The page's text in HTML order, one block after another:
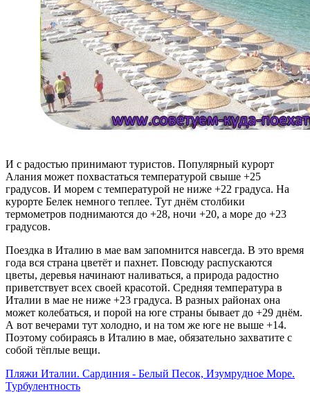
И с радостью принимают туристов. Популярный курорт
Алания может похвастаться температурой свыше +25
градусов. И морем с температурой не ниже +22 градуса. На
курорте Белек немного теплее. Тут днём столбики
термометров поднимаются до +28, ночи +20, а море до +23
градусов.
Поездка в Италию в мае вам запомнится навсегда. В это время
года вся страна цветёт и пахнет. Повсюду распускаются
цветы, деревья начинают наливаться, а природа радостно
приветствует всех своей красотой. Средняя температура в
Италии в мае не ниже +23 градуса. В разных районах она
может колебаться, и порой на юге страны бывает до +29 днём.
А вот вечерами тут холодно, и на том же юге не выше +14.
Поэтому собираясь в Италию в мае, обязательно захватите с
собой тёплые вещи.
Пляжи Италии. Сардиния - Белый Песок, Изумрудное Море.
Турбулентность